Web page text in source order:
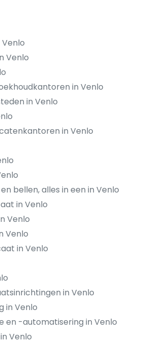
Venlo
in Venlo
in Venlo
in Venlo
bellen, alles in een in Venlo
in Venlo
Venlo
Venlo
in Venlo
in Venlo
in Venlo
en -automatisering in Venlo
Venlo